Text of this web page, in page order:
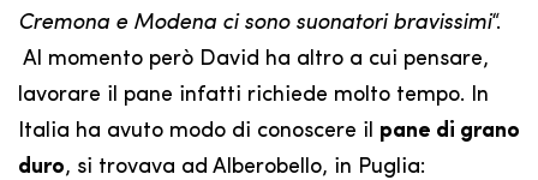
Cremona e Modena ci sono suonatori bravissimi“.
Al momento però David ha altro a cui pensare,
lavorare il pane infatti richiede molto tempo. In
Italia ha avuto modo di conoscere il pane di grano
duro, si trovava ad Alberobello, in Puglia: